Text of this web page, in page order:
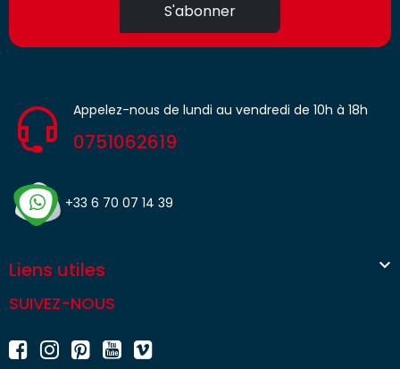
S'abonner
Appelez-nous de lundi au vendredi de 10h à 18h
0751062619
+33 6 70 07 14 39
Liens utiles 
SUIVEZ-NOUS